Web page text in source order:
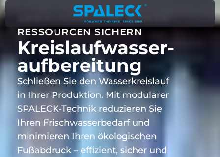
ABWASSERKOSTEN SENKEN -
RESSOURCEN SICHERN
Kreislaufwasser­
aufbereitung
Schließen Sie den Wasserkreislauf
in Ihrer Produktion. Mit modularer
SPALECK-Technik reduzieren Sie
Ihren Frischwasserbedarf und
minimieren Ihren ökologischen
Fußabdruck – effizient, sicher und